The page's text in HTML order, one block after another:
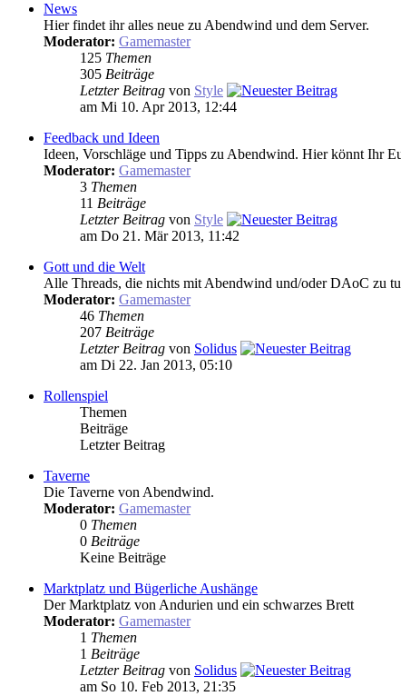
News
Hier findet ihr alles neue zu Abendwind und dem Server.
Moderator: Gamemaster
125 Themen
305 Beiträge
Letzter Beitrag von Style
am Mi 10. Apr 2013, 12:44
Feedback und Ideen
Ideen, Vorschläge und Tipps zu Abendwind. Hier könnt Ihr
Moderator: Gamemaster
3 Themen
11 Beiträge
Letzter Beitrag von Style
am Do 21. Mär 2013, 11:42
Gott und die Welt
Alle Threads, die nichts mit Abendwind und/oder DAoC zu
Moderator: Gamemaster
46 Themen
207 Beiträge
Letzter Beitrag von Solidus
am Di 22. Jan 2013, 05:10
Rollenspiel
Themen
Beiträge
Letzter Beitrag
Taverne
Die Taverne von Abendwind.
Moderator: Gamemaster
0 Themen
0 Beiträge
Keine Beiträge
Marktplatz und Bügerliche Aushänge
Der Marktplatz von Andurien und ein schwarzes Brett
Moderator: Gamemaster
1 Themen
1 Beiträge
Letzter Beitrag von Solidus
am So 10. Feb 2013, 21:35